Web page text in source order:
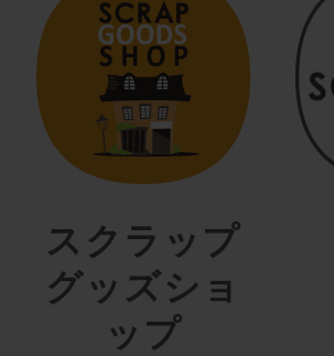
スクラップ
グッズショ
ップ